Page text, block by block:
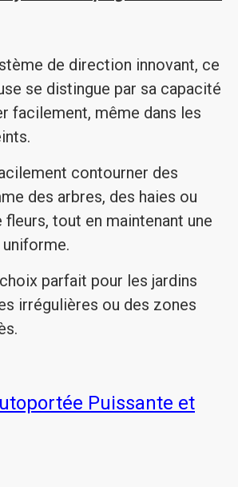
de direction innovant, ce
se distingue par sa capacité
facilement, même dans les
contourner des
des arbres, des haies ou
tout en maintenant une
parfait pour les jardins
irrégulières ou des zones
Puissante et